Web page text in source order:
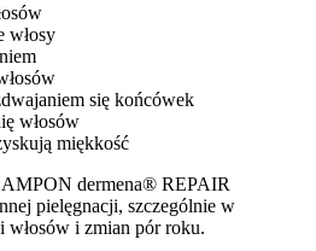
włosy
się końcówek
włosów
miękkość
dermena® REPAIR
pielęgnacji, szczególnie w
włosów i zmian pór roku.